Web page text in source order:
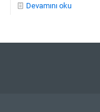
Devamını oku